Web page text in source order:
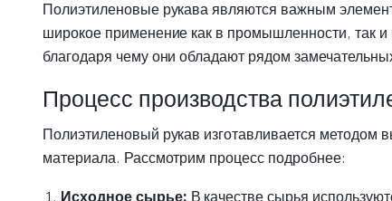
Полиэтиленовые рукава являются важным
широкое применение как в промышленности, так и
благодаря чему они обладают рядом
Процесс производства
Полиэтиленовый рукав изготавливается методом
материала. Рассмотрим процесс подробнее: